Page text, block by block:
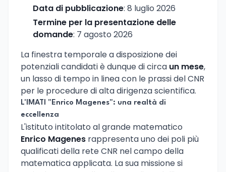
Data di pubblicazione: 8 luglio 2026
Termine per la presentazione delle
domande: 7 agosto 2026
La finestra temporale a disposizione dei
potenziali candidati è dunque di circa un mese,
un lasso di tempo in linea con le prassi del CNR
per le procedure di alta dirigenza scientifica.
L'IMATI "Enrico Magenes": una realtà di
eccellenza
L'istituto intitolato al grande matematico
Enrico Magenes rappresenta uno dei poli più
qualificati della rete CNR nel campo della
matematica applicata. La sua missione si